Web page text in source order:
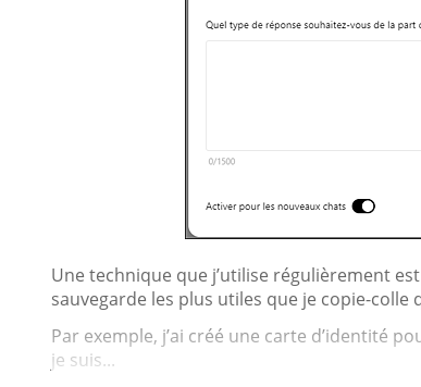
Une technique que j’utilise régulièrement
sauvegarde les plus utiles que je copie-colle
Par exemple, j’ai créé une carte d’identité
je suis...